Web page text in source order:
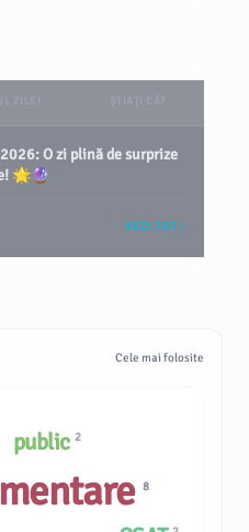
O zi plină de surprize
🌟🔮
VEZI TOT
Cele mai folosite
public 2
8